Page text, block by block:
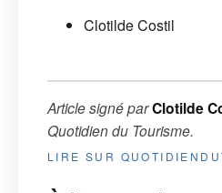
Clotilde Costil
Article signé parClotilde
Quotidien du Tourisme.
LIRE SUR